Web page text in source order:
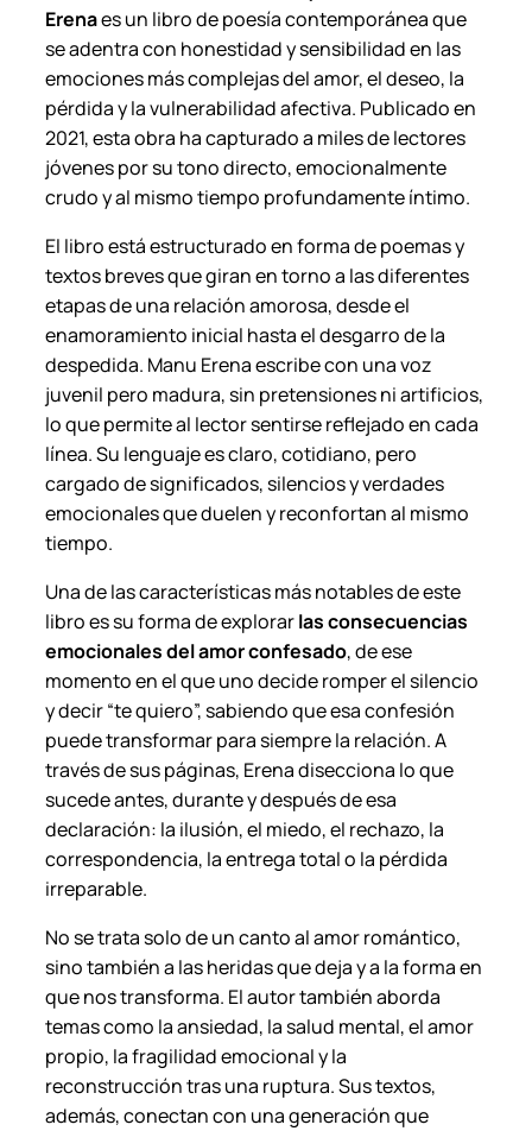
e
r
o
–
M
a
n
u
e
l
E
r
e
n
a
.
c
a
t
i
d
a
d
Erenaes un libro de poesía contemporánea que
se adentra con honestidad y sensibilidad en las
emociones más complejas del amor, el deseo, la
pérdida y la vulnerabilidad afectiva. Publicado en
2021, esta obra ha capturado a miles de lectores
jóvenes por su tono directo, emocionalmente
crudo y al mismo tiempo profundamente íntimo.
El libro está estructurado en forma de poemas y
textos breves que giran en torno a las diferentes
etapas de una relación amorosa, desde el
enamoramiento inicial hasta el desgarro de la
despedida. Manu Erena escribe con una voz
juvenil pero madura, sin pretensiones ni artificios,
lo que permite al lector sentirse reflejado en cada
línea. Su lenguaje es claro, cotidiano, pero
cargado de significados, silencios y verdades
emocionales que duelen y reconfortan al mismo
tiempo.
Una de las características más notables de este
libro es su forma de explorarlas consecuencias
emocionales del amor confesado, de ese
momento en el que uno decide romper el silencio
y decir “te quiero”, sabiendo que esa confesión
puede transformar para siempre la relación. A
través de sus páginas, Erena disecciona lo que
sucede antes, durante y después de esa
declaración: la ilusión, el miedo, el rechazo, la
correspondencia, la entrega total o la pérdida
irreparable.
No se trata solo de un canto al amor romántico,
sino también a las heridas que deja y a la forma en
que nos transforma. El autor también aborda
temas como la ansiedad, la salud mental, el amor
propio, la fragilidad emocional y la
reconstrucción tras una ruptura. Sus textos,
además, conectan con una generación que